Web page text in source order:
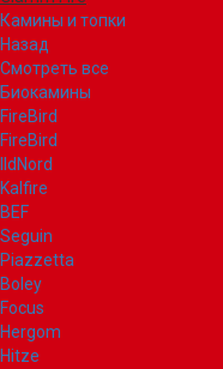
Камины и топки
Назад
Смотреть все
Биокамины
FireBird
FireBird
IldNord
Kalfire
BEF
Seguin
Piazzetta
Boley
Focus
Hergom
Hitze